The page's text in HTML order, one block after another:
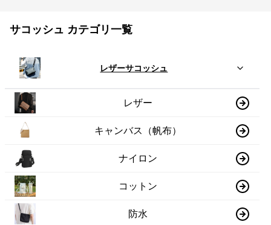
サコッシュ カテゴリ一覧
レザーサコッシュ
レザー
キャンバス（帆布）
ナイロン
コットン
防水